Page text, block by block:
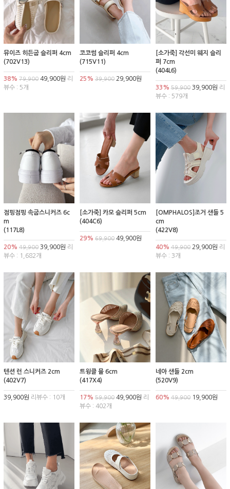
뮤이즈 히든굽 슬리퍼 4cm
(702V13)
38% 79,900 49,900원 리
뷰수 : 5개
코코썸 슬리퍼 4cm
(715V11)
25% 39,90029,900원
[소가죽] 각선미 웨지 슬리
퍼 7cm
(404L6)
33% 59,90039,900원 리
뷰수 : 579개
점핑점핑 속굽스니커즈 6c
m
(117L8)
20% 49,900 39,900원 리
뷰수 : 1,682개
[소가죽] 카모 슬리퍼 5cm
(404C6)
29% 69,90049,900원
[OMPHALOS]조거 샌들 5
cm
(422V8)
40% 49,90029,900원 리
뷰수 : 3개
텐션 런 스니커즈 2cm
(402V7)
39,900원 리뷰수 : 10개
트윙클 뮬 6cm
(417X4)
17% 59,90049,900원 리
뷰수 : 402개
네아 샌들 2cm
(520V9)
60% 49,90019,900원